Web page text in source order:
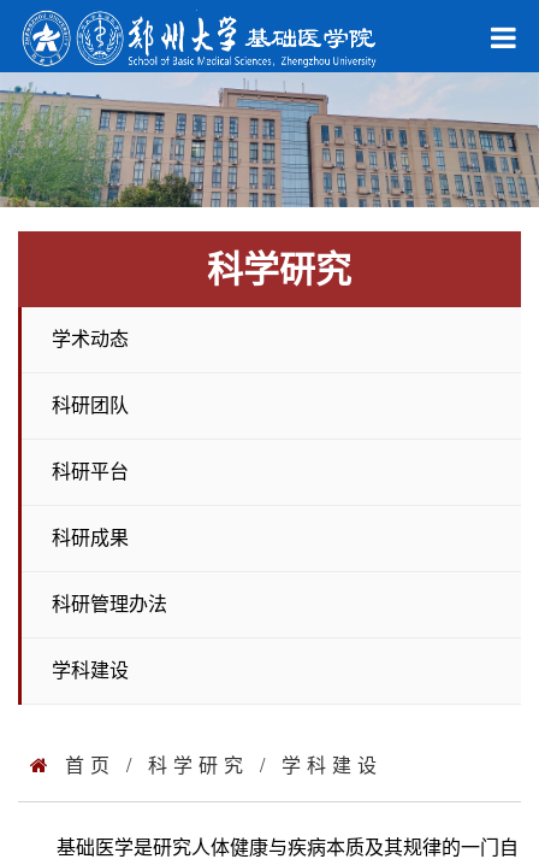
科学研究
学术动态
科研团队
科研平台
科研成果
科研管理办法
学科建设
首页 / 科学研究 / 学科建设
基础医学是研究人体健康与疾病本质及其规律的一门自